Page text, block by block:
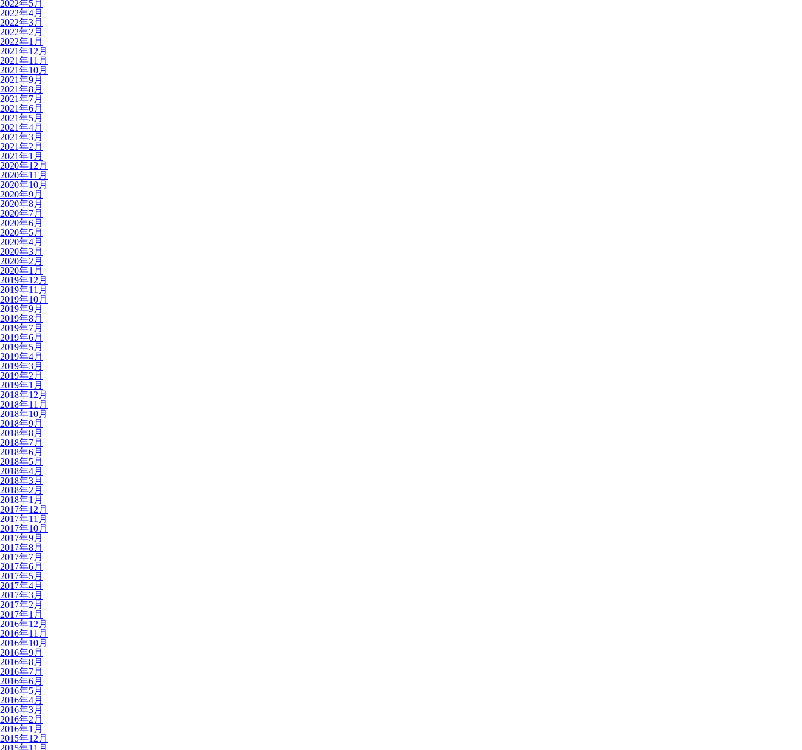
2022年5月
2022年4月
2022年3月
2022年2月
2022年1月
2021年12月
2021年11月
2021年10月
2021年9月
2021年8月
2021年7月
2021年6月
2021年5月
2021年4月
2021年3月
2021年2月
2021年1月
2020年12月
2020年11月
2020年10月
2020年9月
2020年8月
2020年7月
2020年6月
2020年5月
2020年4月
2020年3月
2020年2月
2020年1月
2019年12月
2019年11月
2019年10月
2019年9月
2019年8月
2019年7月
2019年6月
2019年5月
2019年4月
2019年3月
2019年2月
2019年1月
2018年12月
2018年11月
2018年10月
2018年9月
2018年8月
2018年7月
2018年6月
2018年5月
2018年4月
2018年3月
2018年2月
2018年1月
2017年12月
2017年11月
2017年10月
2017年9月
2017年8月
2017年7月
2017年6月
2017年5月
2017年4月
2017年3月
2017年2月
2017年1月
2016年12月
2016年11月
2016年10月
2016年9月
2016年8月
2016年7月
2016年6月
2016年5月
2016年4月
2016年3月
2016年2月
2016年1月
2015年12月